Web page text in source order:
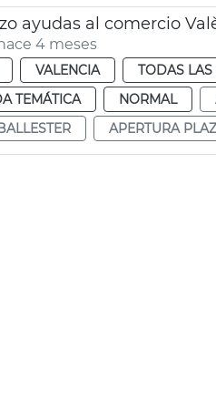
ayudas al comercio
4 meses
VALENCIA TODAS
TEMÁTICA
NORMAL
APERTURA